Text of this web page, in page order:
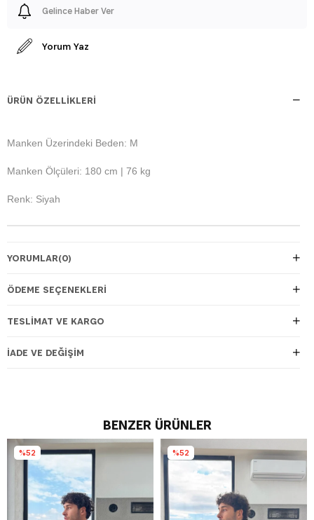
Gelince Haber Ver
Yorum Yaz
ÜRÜN ÖZELLIKLERI
Manken Üzerindeki Beden: M
Manken Ölçüleri: 180 cm | 76 kg
Renk: Siyah
YORUMLAR(0)
ÖDEME SEÇENEKLERI
TESLIMAT VE KARGO
İADE VE DEĞIŞIM
BENZER ÜRÜNLER
%52 %52